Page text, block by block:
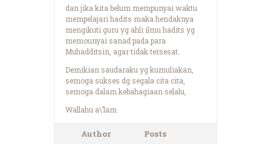
dan jika kita belum mempunyai waktu
mempelajari hadits maka hendaknya
mengikuti guru yg ahli ilmu hadits yg
memounyai sanad pada para
Muhadditsin, agar tidak tersesat.
Demikian saudaraku yg kumuliakan,
semoga sukses dg segala cita cita,
semoga dalam kebahagiaan selalu,
Wallahu a\’lam
Author Posts